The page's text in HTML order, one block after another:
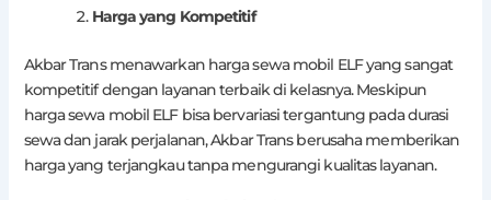
Harga yang Kompetitif
Akbar Trans menawarkan harga sewa mobil ELF yang sangat
kompetitif dengan layanan terbaik di kelasnya. Meskipun
harga sewa mobil ELF bisa bervariasi tergantung pada durasi
sewa dan jarak perjalanan, Akbar Trans berusaha memberikan
harga yang terjangkau tanpa mengurangi kualitas layanan.